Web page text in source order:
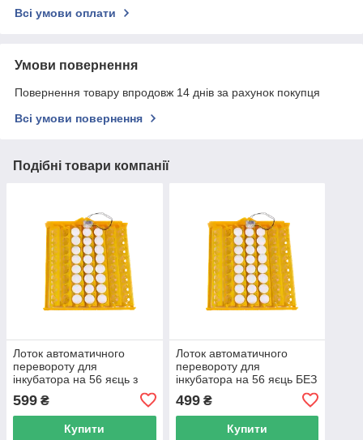
Всі умови оплати
Умови повернення
Повернення товару впродовж 14 днів за рахунок покупця
Всі умови повернення
Подібні товари компанії
Лоток автоматичного
перевороту для
інкубатора на 56 яєць з
599 ₴
Купити
Лоток автоматичного
перевороту для
інкубатора на 56 яєць БЕЗ
499₴
Купити